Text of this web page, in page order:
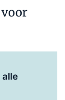
voor